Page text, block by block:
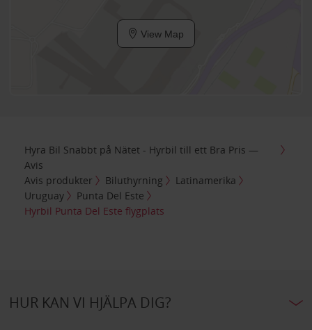
View Map
Hyra Bil Snabbt på Nätet - Hyrbil till ett Bra Pris —
Avis
Avis produkter
Biluthyrning
Latinamerika
Uruguay
Punta Del Este
Hyrbil Punta Del Este flygplats
HUR KAN VI HJÄLPA DIG?